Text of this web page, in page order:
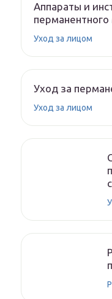
Аппараты и
Уход за лицом
Уход за
Уход за лицом